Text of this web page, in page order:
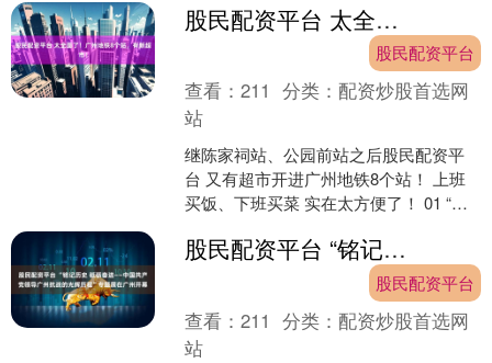
股民配资平台 太全面了！广州地铁8个站，有新超市！
股民配资平台
查看：211 分类：配资炒股首选网
站
继陈家祠站、公园前站之后股民配资平
台 又有超市开进广州地铁8个站！ 上班
买饭、下班买菜 实在太方便了！ 01 “出
州地铁....
股民配资平台 “铭记历史 砥砺奋进——中国共产党领导广州抗战的光辉历程”专题展在广州开幕
股民配资平台
查看：211 分类：配资炒股首选网
站